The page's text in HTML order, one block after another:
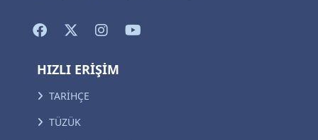
HIZLI ERİŞİM
TARİHÇE
TÜZÜK